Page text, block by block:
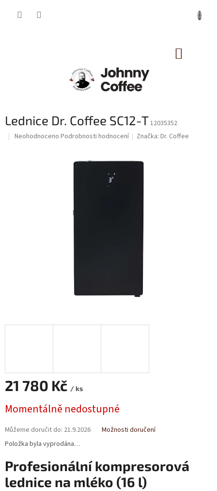
Lednice Dr. Coffee SC12-T12035352
Průměrné
Neohodnoceno Podrobnosti hodnocení Značka:Dr. Coffee
21 780 Kč / ks
cena:
Momentálně nedostupné
Můžeme doručit do: 21.9.2026
Možnosti doručení
Položka byla vyprodána…
Profesionální kompresorová
lednice na mléko (16 l)